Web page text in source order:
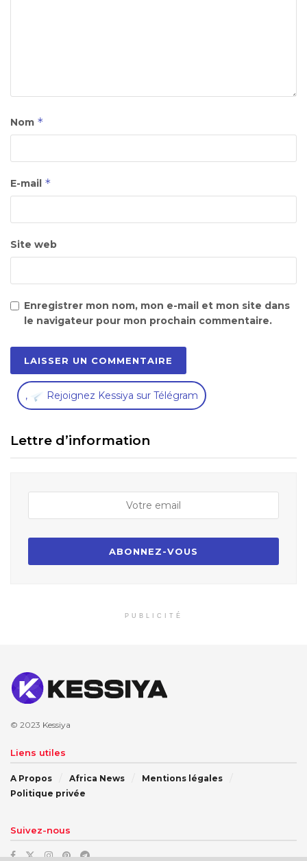
Nom *
E-mail *
Site web
Enregistrer mon nom, mon e-mail et mon site dans
le navigateur pour mon prochain commentaire.
, Rejoignez Kessiya sur Télégram
Lettre d’information
PUBLICITÉ
© 2023 Kessiya
Liens utiles
A Propos Africa News
Mentions légales
Politique privée
Suivez-nous